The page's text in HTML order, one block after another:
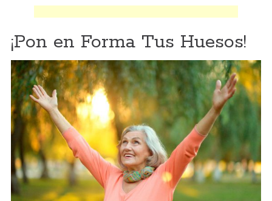
¡Pon en Forma Tus Huesos!